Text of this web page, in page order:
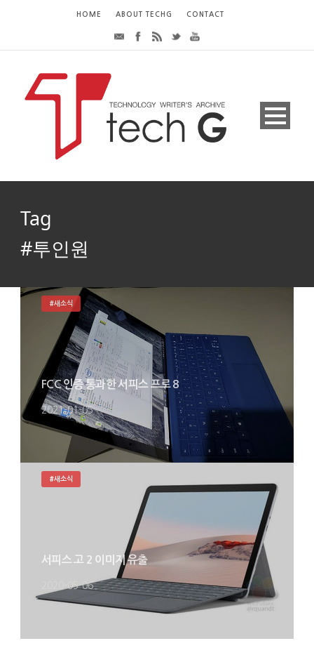
HOME ABOUT TECHG CONTACT
Tag
#투인원
FCC 인증 통과한 서피스 프로 8
2021-01-05
#새소식
서피스 고 2 이미지 유출
2020-05-06
#새소식